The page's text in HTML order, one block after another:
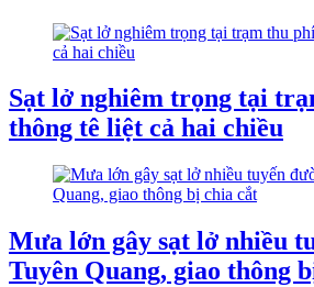
Sạt lở nghiêm trọng tại
thông tê liệt cả hai chiều
Mưa lớn gây sạt lở nhiều
Tuyên Quang, giao thông